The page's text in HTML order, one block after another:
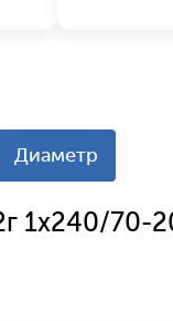
Диаметр
1x240/70-